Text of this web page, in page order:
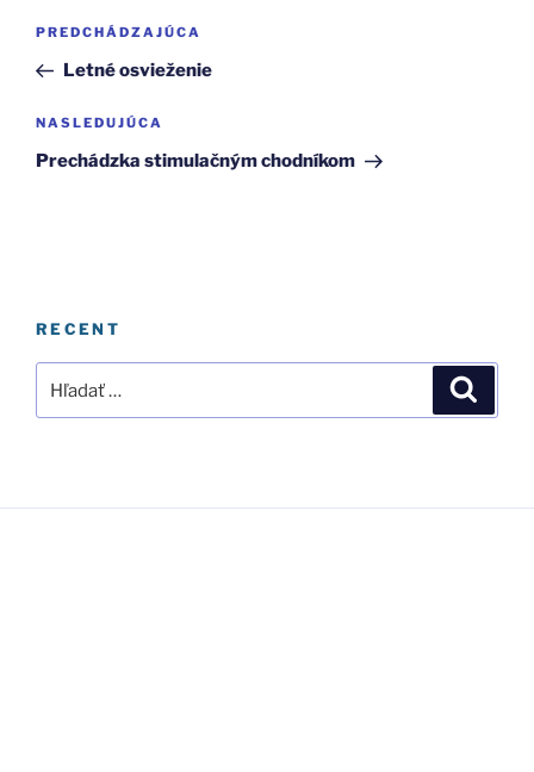
Navigácia
článku
Predchádzajúci
článok
PREDCHÁDZAJÚCA
Letné osvieženie
Ďalší
článok
NASLEDUJÚCA
Prechádzka stimulačným chodníkom
RECENT